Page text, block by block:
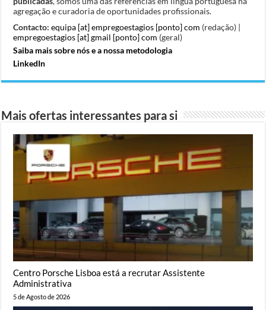
agregação e curadoria de oportunidades profissionais.
Contacto: equipa [at] empregoestagios [ponto] com (redação) |
empregoestagios [at] gmail [ponto] com (geral)
Saiba mais sobre nós e a nossa metodologia
LinkedIn
Mais ofertas interessantes para si
Centro Porsche Lisboa está a recrutar Assistente
Administrativa
5 de Agosto de 2026